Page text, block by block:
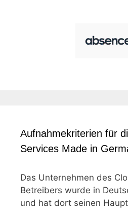
Aufnahmekriterien für
Services Made in
Das Unternehmen des
Betreibers wurde in
und hat dort seinen